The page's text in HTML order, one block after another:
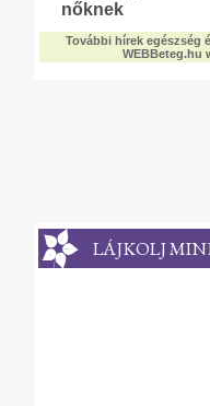
LÁJKOLJ